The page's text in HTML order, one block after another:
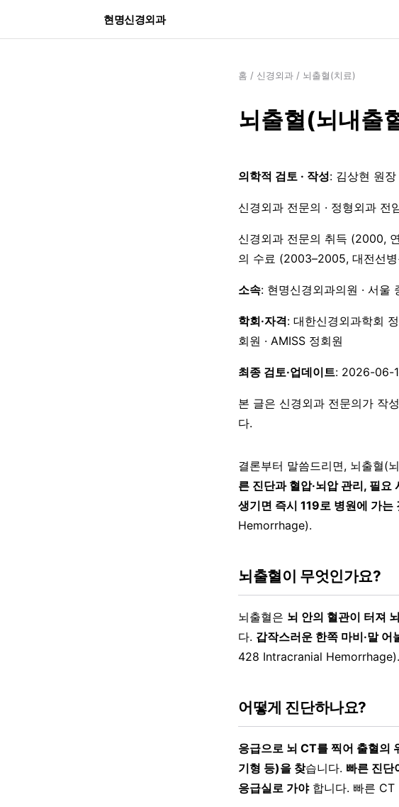
현명신경외과
홈 / 신경외과 / 뇌출혈(치료)
뇌출혈(뇌내출
의학적 검토 · 작성: 김상현 원장
신경외과 전문의 · 정형외과 전
신경외과 전문의 취득 (2000,
의 수료 (2003–2005, 대전선
소속: 현명신경외과의원 · 서
학회·자격: 대한신경외과학회
회원 · AMISS 정회원
최종 검토·업데이트: 2026-06-
본 글은 신경외과 전문의가 작
다.
결론부터 말씀드리면, 뇌출혈(
른 진단과 혈압·뇌압 관리, 필요
생기면 즉시 119로 병원에 가는
Hemorrhage).
뇌출혈이 무엇인가요?
뇌출혈은 뇌 안의 혈관이 터져
다. 갑작스러운 한쪽 마비·말 어
428 Intracranial
어떻게 진단하나요?
응급으로 뇌 CT를 찍어 출혈의
기형 등)을 찾습니다. 빠른 진단
응급실로 가야합니다. 빠른 CT